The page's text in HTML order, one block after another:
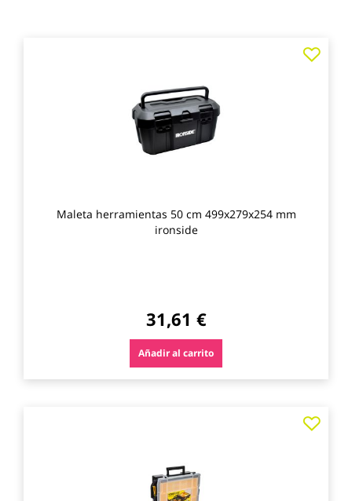
Maleta herramientas 50 cm 499x279x254 mm
ironside
31,61 €
Añadir al carrito